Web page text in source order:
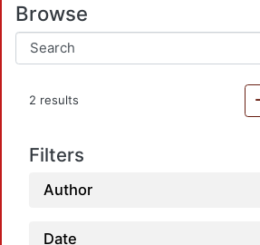
Browse
2 results
Filters
Author
Date